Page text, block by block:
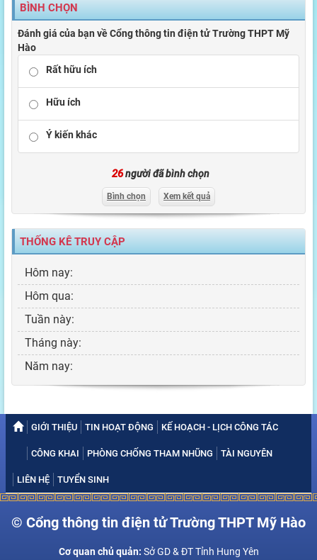
BÌNH CHỌN
Đánh giá của bạn về Cổng thông tin điện tử Trường THPT Mỹ
Hào
Rất hữu ích
Hữu ích
Ý kiến khác
26người đã bình chọn
Bình chọn Xem kết quả
THỐNG KÊ TRUY CẬP
Hôm nay:
Hôm qua:
Tuần này:
Tháng này:
Năm nay:
GIỚI THIỆU TIN HOẠT ĐỘNG KẾ HOẠCH - LỊCH CÔNG TÁC
CÔNG KHAI PHÒNG CHỐNG THAM NHŨNG TÀI NGUYÊN
LIÊN HỆ TUYỂN SINH
© Cổng thông tin điện tử Trường THPT Mỹ Hào
Cơ quan chủ quản: Sở GD & ĐT Tỉnh Hung Yên